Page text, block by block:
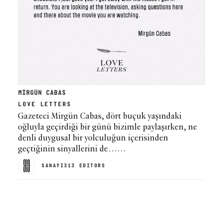
MİRGÜN CABAS
LOVE LETTERS
Gazeteci Mirgün Cabas, dört buçuk yaşındaki
oğluyla geçirdiği bir günü bizimle paylaşırken, ne
denli duygusal bir yolculuğun içerisinden
geçtiğinin sinyallerini de……
SANAYI313 EDITORS